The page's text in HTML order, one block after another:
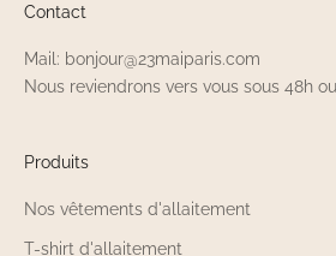
Contact
Mail: bonjour@23maiparis.com
Nous reviendrons vers vous sous 48h
Produits
Nos vêtements d'allaitement
T-shirt d'allaitement